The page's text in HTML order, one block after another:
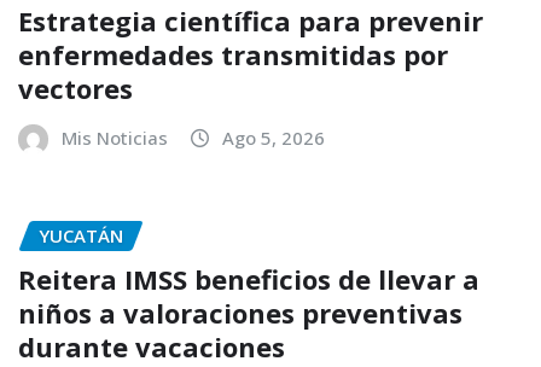
Estrategia científica para prevenir
enfermedades transmitidas por
vectores
Mis Noticias Ago 5, 2026
YUCATÁN
Reitera IMSS beneficios de llevar a
niños a valoraciones preventivas
durante vacaciones